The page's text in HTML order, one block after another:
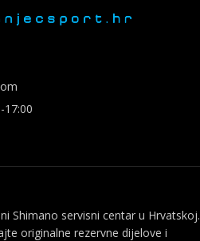
17:00
Shimano servisni centar u Hrvatskoj.
originalne rezervne dijelove i